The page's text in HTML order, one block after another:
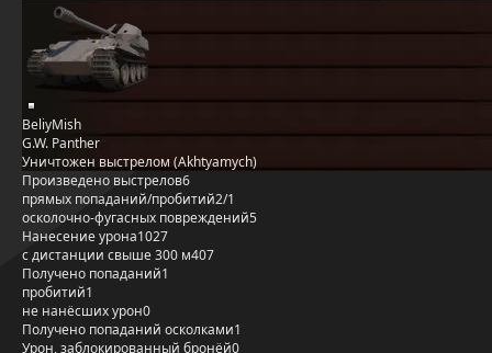
BeliyMish
G.W. Panther
Уничтожен выстрелом (Akhtyamych)
Произведено выстрелов6
прямых попаданий/пробитий2/1
осколочно-фугасных повреждений5
Нанесение урона1027
с дистанции свыше 300 м407
Получено попаданий1
пробитий1
не нанёсших урон0
Получено попаданий осколками1
Урон, заблокированный бронёй0